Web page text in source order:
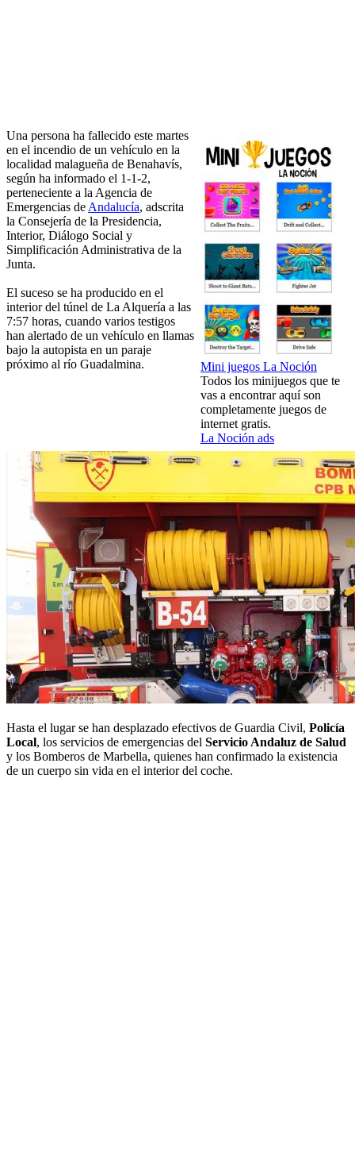
Mini juegos La Noción
Todos los minijuegos que te
vas a encontrar aquí son
completamente juegos de
internet gratis.
La Noción ads
Una persona ha fallecido este martes
en el incendio de un vehículo en la
localidad malagueña de Benahavís,
según ha informado el 1-1-2,
perteneciente a la Agencia de
Emergencias de Andalucía, adscrita
la Consejería de la Presidencia,
Interior, Diálogo Social y
Simplificación Administrativa de la
Junta.
El suceso se ha producido en el
interior del túnel de La Alquería a las
7:57 horas, cuando varios testigos
han alertado de un vehículo en llamas
bajo la autopista en un paraje
próximo al río Guadalmina.
Hasta el lugar se han desplazado efectivos de Guardia Civil, Policía
Local, los servicios de emergencias del Servicio Andaluz de Salud
y los Bomberos de Marbella, quienes han confirmado la existencia
de un cuerpo sin vida en el interior del coche.